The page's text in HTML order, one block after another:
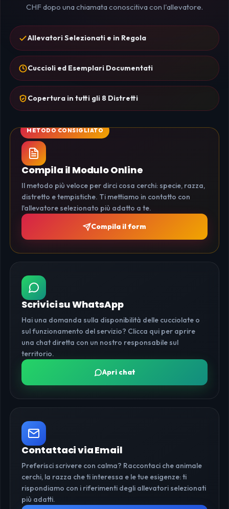
CHF dopo una chiamata conoscitiva con l'allevatore.
Allevatori Selezionati e in Regola
Cuccioli ed Esemplari Documentati
Copertura in tutti gli 8 Distretti
Compila il Modulo Online
Il metodo più veloce per dirci cosa cerchi: specie, razza,
distretto e tempistiche. Ti mettiamo in contatto con
l'allevatore selezionato più adatto a te.
Compila il form
Scrivici su WhatsApp
Hai una domanda sulla disponibilità delle cucciolate o
sul funzionamento del servizio? Clicca qui per aprire
una chat diretta con un nostro responsabile sul
territorio.
Apri chat
Contattaci via Email
Preferisci scrivere con calma? Raccontaci che animale
cerchi, la razza che ti interessa e le tue esigenze: ti
rispondiamo con i riferimenti degli allevatori selezionati
più adatti.